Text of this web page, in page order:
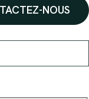
NOUS